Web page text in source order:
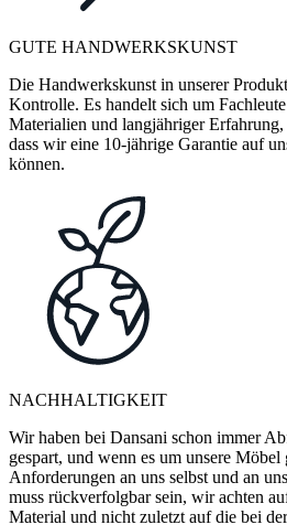
GUTE HANDWERKSKUNST
Die Handwerkskunst in unserer
Kontrolle. Es handelt sich um
Materialien und langjähriger
dass wir eine 10-jährige Garantie auf
können.
NACHHALTIGKEIT
Wir haben bei Dansani schon immer
gespart, und wenn es um unsere
Anforderungen an uns selbst und an
muss rückverfolgbar sein, wir achten
Material und nicht zuletzt auf die bei